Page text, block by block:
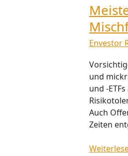
Envestor
und
und -
Auch
Zeiten